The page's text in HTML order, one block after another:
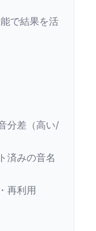
で結果を活
分差（高い/
済みの音名
再利用